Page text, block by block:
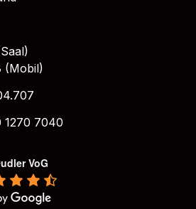
(Mobil)
1270 7040
VoG